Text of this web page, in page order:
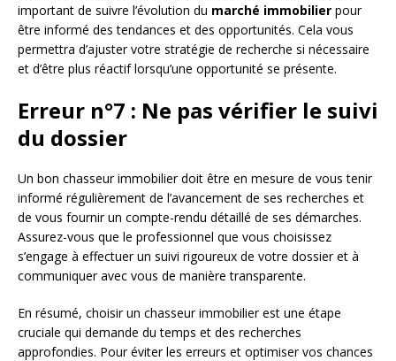
important de suivre l’évolution du marché immobilier pour
être informé des tendances et des opportunités. Cela vous
permettra d’ajuster votre stratégie de recherche si nécessaire
et d’être plus réactif lorsqu’une opportunité se présente.
Erreur n°7 : Ne pas vérifier le suivi
du dossier
Un bon chasseur immobilier doit être en mesure de vous tenir
informé régulièrement de l’avancement de ses recherches et
de vous fournir un compte-rendu détaillé de ses démarches.
Assurez-vous que le professionnel que vous choisissez
s’engage à effectuer un suivi rigoureux de votre dossier et à
communiquer avec vous de manière transparente.
En résumé, choisir un chasseur immobilier est une étape
cruciale qui demande du temps et des recherches
approfondies. Pour éviter les erreurs et optimiser vos chances